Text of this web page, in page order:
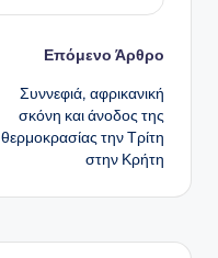
Επόμενο Άρθρο
Συννεφιά, αφρικανική
σκόνη και άνοδος της
θερμοκρασίας την Τρίτη
στην Κρήτη